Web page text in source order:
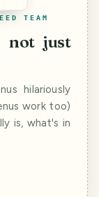
TEAM
not just
hilariously
work too)
is, what's in